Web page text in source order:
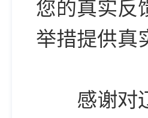
您的真实反
举措提供真
感谢对辽